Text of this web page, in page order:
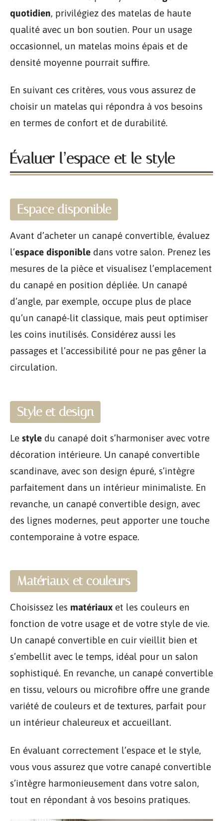
quotidien, privilégiez des matelas de haute
qualité avec un bon soutien. Pour un usage
occasionnel, un matelas moins épais et de
densité moyenne pourrait suffire.
En suivant ces critères, vous vous assurez de
choisir un matelas qui répondra à vos besoins
en termes de confort et de durabilité.
Évaluer l’espace et le style
Espace disponible
Avant d’acheter un canapé convertible, évaluez
l’espace disponible dans votre salon. Prenez les
mesures de la pièce et visualisez l’emplacement
du canapé en position dépliée. Un canapé
d’angle, par exemple, occupe plus de place
qu’un canapé-lit classique, mais peut optimiser
les coins inutilisés. Considérez aussi les
passages et l’accessibilité pour ne pas gêner la
circulation.
Style et design
Le style du canapé doit s’harmoniser avec votre
décoration intérieure. Un canapé convertible
scandinave, avec son design épuré, s’intègre
parfaitement dans un intérieur minimaliste. En
revanche, un canapé convertible design, avec
des lignes modernes, peut apporter une touche
contemporaine à votre espace.
Matériaux et couleurs
Choisissez les matériaux et les couleurs en
fonction de votre usage et de votre style de vie.
Un canapé convertible en cuir vieillit bien et
s’embellit avec le temps, idéal pour un salon
sophistiqué. En revanche, un canapé convertible
en tissu, velours ou microfibre offre une grande
variété de couleurs et de textures, parfait pour
un intérieur chaleureux et accueillant.
En évaluant correctement l’espace et le style,
vous vous assurez que votre canapé convertible
s’intègre harmonieusement dans votre salon,
tout en répondant à vos besoins pratiques.